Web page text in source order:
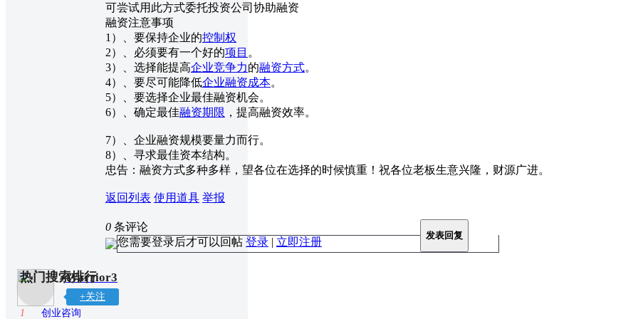
可尝试用此方式委托投资公司协助融资
融资注意事项
1）、要保持企业的控制权
2）、必须要有一个好的项目 。
3）、选择能提高企业竞争力的融资方式。
4）、要尽可能降低企业融资成本。
5）、要选择企业最佳融资机会。
6）、确定最佳融资期限 ，提高融资效率。
7）、企业融资规模要量力而行。
8）、寻求最佳资本结构。
忠告：融资方式多种多样，望各位在选择的时候慎重！祝各位老板生意兴隆，财源广进。
返回列表 使用道具 举报
0 条评论
您需要登录后才可以回帖 登录 | 立即注册
发表回复
Warrior3
+关注
热门搜索排行
1 创业咨询